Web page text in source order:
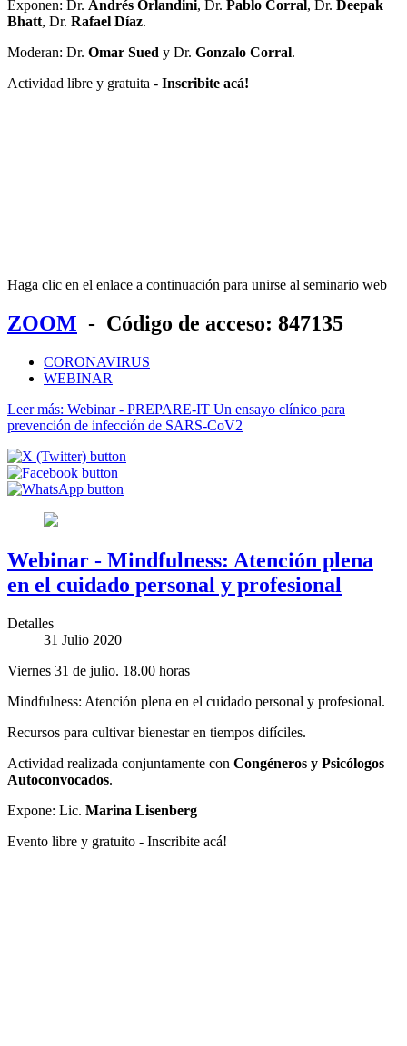
Exponen: Dr. Andrés Orlandini, Dr. Pablo Corral, Dr. Deepak
Bhatt, Dr. Rafael Díaz.
Moderan: Dr. Omar Sued y Dr. Gonzalo Corral.
Actividad libre y gratuita - Inscribite acá!
Haga clic en el enlace a continuación para unirse al seminario web
ZOOM - Código de acceso: 847135
CORONAVIRUS
WEBINAR
Leer más: Webinar - PREPARE-IT Un ensayo clínico para
prevención de infección de SARS-CoV2
Webinar - Mindfulness: Atención plena
en el cuidado personal y profesional
Detalles
31 Julio 2020
Viernes 31 de julio. 18.00 horas
Mindfulness: Atención plena en el cuidado personal y profesional.
Recursos para cultivar bienestar en tiempos difíciles.
Actividad realizada conjuntamente con Congéneros y Psicólogos
Autoconvocados.
Expone: Lic. Marina Lisenberg
Evento libre y gratuito - Inscribite acá!